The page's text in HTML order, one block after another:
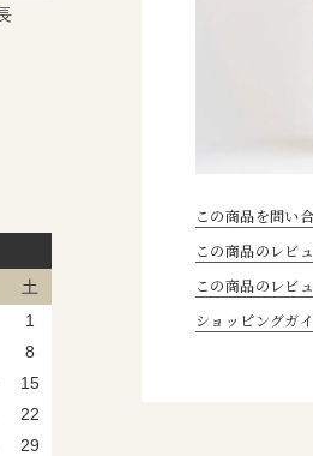
この商品を問い
この商品のレビ
この商品のレビ
ショッピングガ
土
1
8
15
22
29